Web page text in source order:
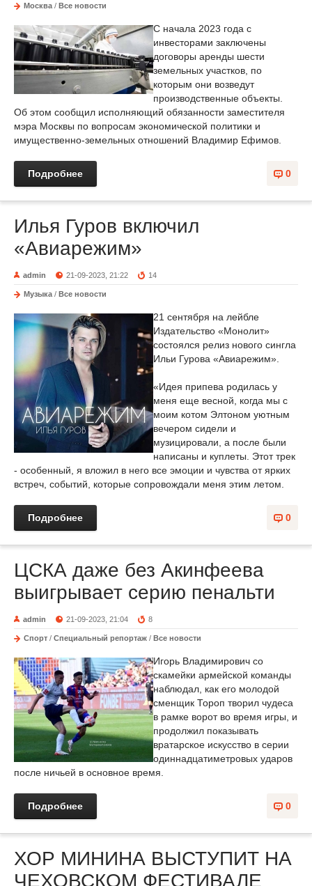
Москва / Все новости
С начала 2023 года с
инвесторами заключены
договоры аренды шести
земельных участков, по
которым они возведут
производственные объекты.
Об этом сообщил исполняющий обязанности заместителя
мэра Москвы по вопросам экономической политики и
имущественно-земельных отношений Владимир Ефимов.
0
Подробнее
Илья Гуров включил
«Авиарежим»
admin 21-09-2023, 21:22 14
Музыка / Все новости
21 сентября на лейбле
Издательство «Монолит»
состоялся релиз нового сингла
Ильи Гурова «Авиарежим».
«Идея припева родилась у
меня еще весной, когда мы с
моим котом Элтоном уютным
вечером сидели и
музицировали, а после были
написаны и куплеты. Этот трек
- особенный, я вложил в него все эмоции и чувства от ярких
встреч, событий, которые сопровождали меня этим летом.
0
Подробнее
ЦСКА даже без Акинфеева
выигрывает серию пенальти
admin 21-09-2023, 21:04 8
Спорт / Специальный репортаж / Все новости
Игорь Владимирович со
скамейки армейской команды
наблюдал, как его молодой
сменщик Тороп творил чудеса
в рамке ворот во время игры, и
продолжил показывать
вратарское искусство в серии
одиннадцатиметровых ударов
после ничьей в основное время.
0
Подробнее
ХОР МИНИНА ВЫСТУПИТ НА
ЧЕХОВСКОМ ФЕСТИВАЛЕ